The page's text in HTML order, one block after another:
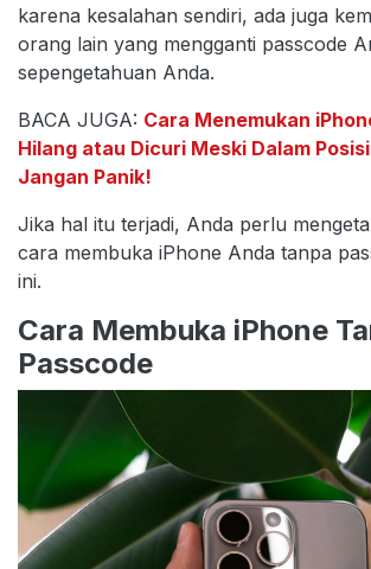
karena kesalahan sendiri, ada juga
orang lain yang mengganti passcode
sepengetahuan Anda.
BACA JUGA: Cara Menemukan
Hilang atau Dicuri Meski Dalam
Jangan Panik!
Jika hal itu terjadi, Anda perlu
cara membuka iPhone Anda tanpa
ini.
Cara Membuka iPhone
Passcode